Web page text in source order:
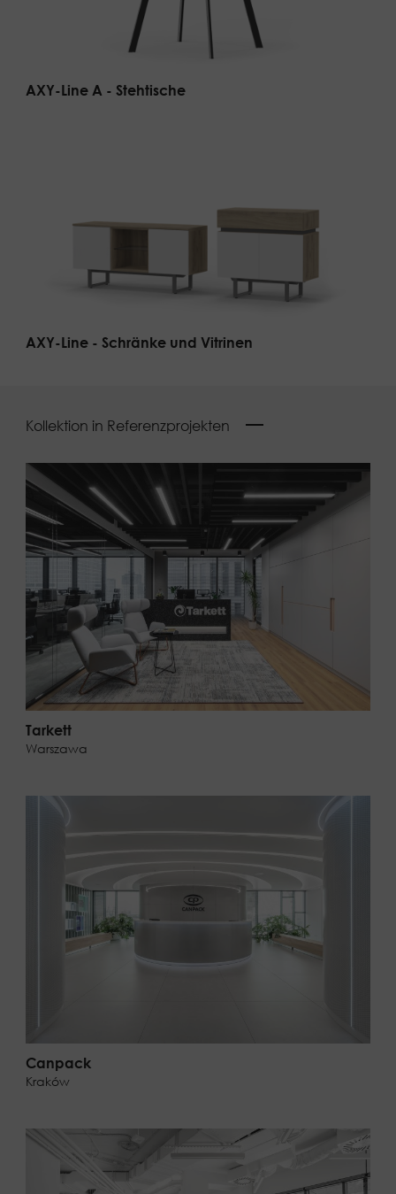
AXY-Line A - Stehtische
AXY-Line - Schränke und Vitrinen
Kollektion in Referenzprojekten
Tarkett
Warszawa
Canpack
Kraków